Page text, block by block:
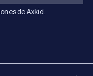
de Axkid.